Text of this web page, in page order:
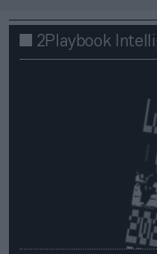
2Playbook